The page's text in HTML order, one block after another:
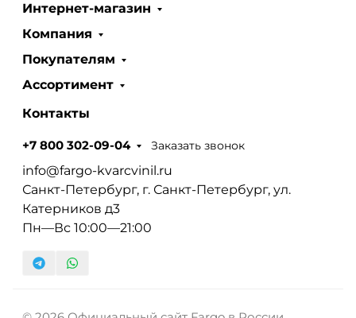
Интернет-магазин
Компания
Покупателям
Ассортимент
Контакты
+7 800 302-09-04 Заказать звонок
info@fargo-kvarcvinil.ru
Санкт-Петербург, г. Санкт-Петербург, ул.
Катерников д3
Пн—Вс 10:00—21:00